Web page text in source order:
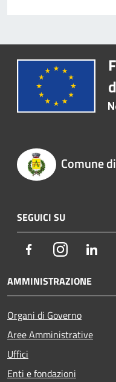
Comune
SEGUICI SU
FacebookInstagram
AMMINISTRAZIONE
Organi di Governo
Aree Amministrative
Uffici
Enti e fondazioni